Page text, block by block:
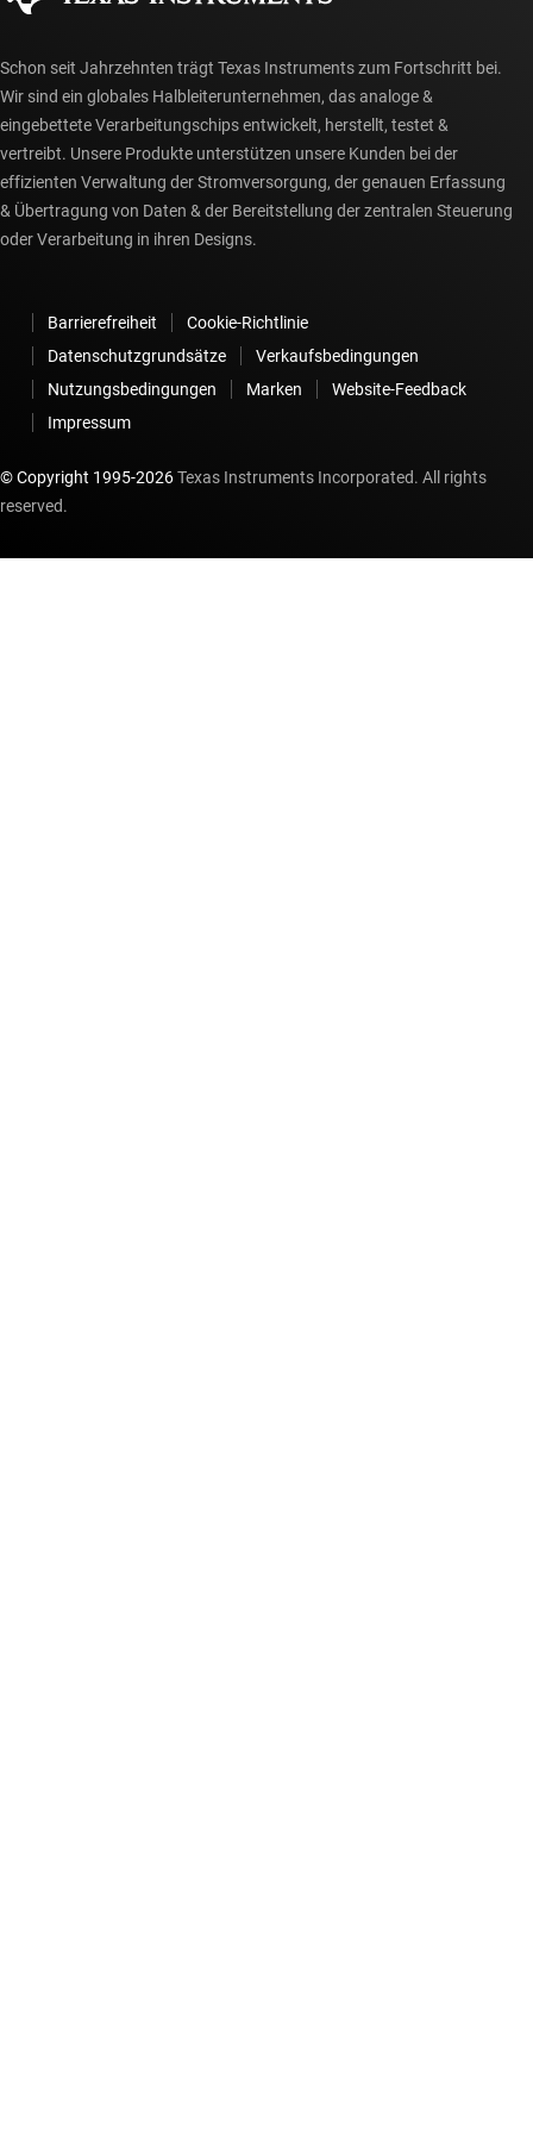
Schon seit Jahrzehnten trägt Texas Instruments zum Fortschritt bei.
Wir sind ein globales Halbleiterunternehmen, das analoge &
eingebettete Verarbeitungschips entwickelt, herstellt, testet &
vertreibt. Unsere Produkte unterstützen unsere Kunden bei der
effizienten Verwaltung der Stromversorgung, der genauen Erfassung
& Übertragung von Daten & der Bereitstellung der zentralen Steuerung
oder Verarbeitung in ihren Designs.
Barrierefreiheit
Cookie-Richtlinie
Datenschutzgrundsätze
Verkaufsbedingungen
Nutzungsbedingungen
Marken
Website-Feedback
Impressum
© Copyright 1995-2026Texas Instruments Incorporated. All rights
reserved.